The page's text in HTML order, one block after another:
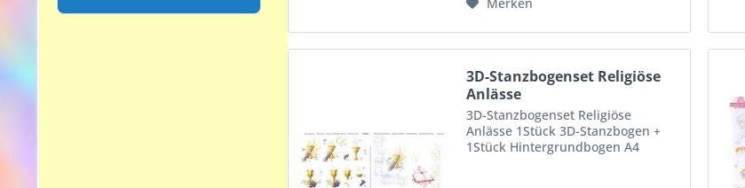
3D-Stanzbogenset Religiöse
Anlässe
3D-Stanzbogenset Religiöse
Anlässe 1Stück 3D-Stanzbogen +
1Stück Hintergrundbogen A4